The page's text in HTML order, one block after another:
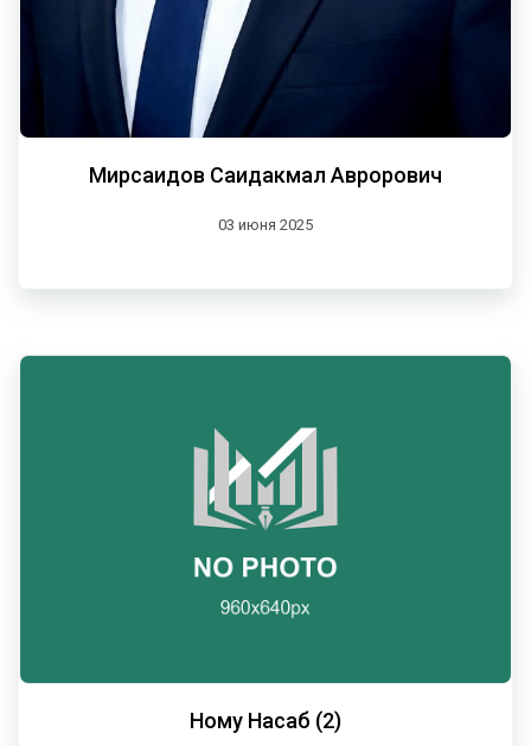
Мирсаидов Саидакмал Аврорович
03 июня 2025
Ному Насаб (2)